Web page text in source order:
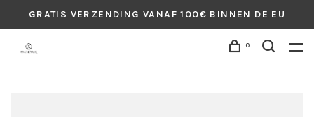
GRATIS VERZENDING VANAF 100€ BINNEN DE EU
0